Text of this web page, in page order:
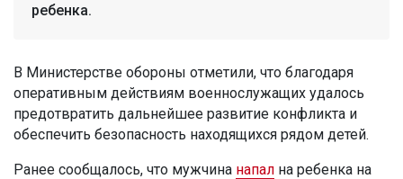
ребенка.
В Министерстве обороны отметили, что благодаря
оперативным действиям военнослужащих удалось
предотвратить дальнейшее развитие конфликта и
обеспечить безопасность находящихся рядом детей.
Ранее сообщалось, что мужчина напал на ребенка на